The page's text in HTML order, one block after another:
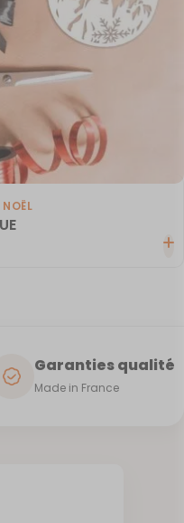
Garanties qualité
Made in France